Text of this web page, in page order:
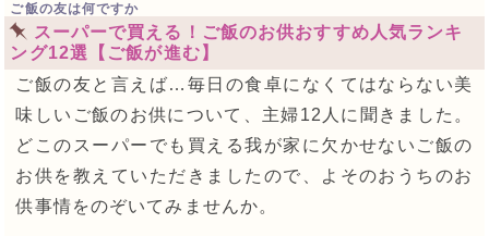
ご飯の友は何ですか
スーパーで買える！ご飯のお供おすすめ人気ランキ
ング12選【ご飯が進む】
ご飯の友と言えば…毎日の食卓になくてはならない美
味しいご飯のお供について、主婦12人に聞きました。
どこのスーパーでも買える我が家に欠かせないご飯の
お供を教えていただきましたので、よそのおうちのお
供事情をのぞいてみませんか。